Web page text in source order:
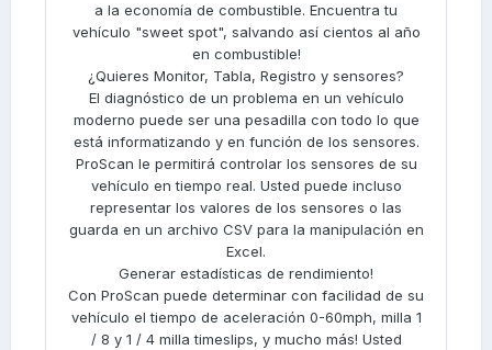
a la economía de combustible. Encuentra tu
vehículo "sweet spot", salvando así cientos al año
en combustible!
¿Quieres Monitor, Tabla, Registro y sensores?
El diagnóstico de un problema en un vehículo
moderno puede ser una pesadilla con todo lo que
está informatizando y en función de los sensores.
ProScan le permitirá controlar los sensores de su
vehículo en tiempo real. Usted puede incluso
representar los valores de los sensores o las
guarda en un archivo CSV para la manipulación en
Excel.
Generar estadísticas de rendimiento!
Con ProScan puede determinar con facilidad de su
vehículo el tiempo de aceleración 0-60mph, milla 1
/ 8 y 1 / 4 milla timeslips, y mucho más! Usted